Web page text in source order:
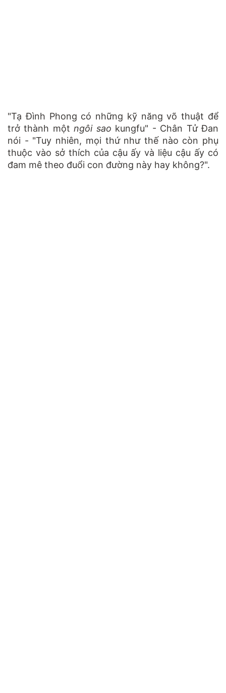
"Tạ Đình Phong có những kỹ năng võ thuật để
trở thành mộtngôi sao kungfu" - Chân Tử Đan
nói - "Tuy nhiên, mọi thứ như thế nào còn phụ
thuộc vào sở thích của cậu ấy và liệu cậu ấy có
đam mê theo đuổi con đường này hay không?".